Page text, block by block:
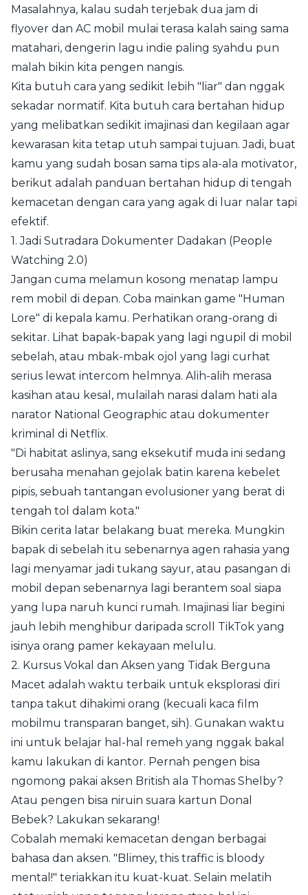
Masalahnya, kalau sudah terjebak dua jam di
flyover dan AC mobil mulai terasa kalah saing sama
matahari, dengerin lagu indie paling syahdu pun
malah bikin kita pengen nangis.
Kita butuh cara yang sedikit lebih "liar" dan nggak
sekadar normatif. Kita butuh cara bertahan hidup
yang melibatkan sedikit imajinasi dan kegilaan agar
kewarasan kita tetap utuh sampai tujuan. Jadi, buat
kamu yang sudah bosan sama tips ala-ala motivator,
berikut adalah panduan bertahan hidup di tengah
kemacetan dengan cara yang agak di luar nalar tapi
efektif.
1. Jadi Sutradara Dokumenter Dadakan (People
Watching 2.0)
Jangan cuma melamun kosong menatap lampu
rem mobil di depan. Coba mainkan game "Human
Lore" di kepala kamu. Perhatikan orang-orang di
sekitar. Lihat bapak-bapak yang lagi ngupil di mobil
sebelah, atau mbak-mbak ojol yang lagi curhat
serius lewat intercom helmnya. Alih-alih merasa
kasihan atau kesal, mulailah narasi dalam hati ala
narator National Geographic atau dokumenter
kriminal di Netflix.
"Di habitat aslinya, sang eksekutif muda ini sedang
berusaha menahan gejolak batin karena kebelet
pipis, sebuah tantangan evolusioner yang berat di
tengah tol dalam kota."
Bikin cerita latar belakang buat mereka. Mungkin
bapak di sebelah itu sebenarnya agen rahasia yang
lagi menyamar jadi tukang sayur, atau pasangan di
mobil depan sebenarnya lagi berantem soal siapa
yang lupa naruh kunci rumah. Imajinasi liar begini
jauh lebih menghibur daripada scroll TikTok yang
isinya orang pamer kekayaan melulu.
2. Kursus Vokal dan Aksen yang Tidak Berguna
Macet adalah waktu terbaik untuk eksplorasi diri
tanpa takut dihakimi orang (kecuali kaca film
mobilmu transparan banget, sih). Gunakan waktu
ini untuk belajar hal-hal remeh yang nggak bakal
kamu lakukan di kantor. Pernah pengen bisa
ngomong pakai aksen British ala Thomas Shelby?
Atau pengen bisa niruin suara kartun Donal
Bebek? Lakukan sekarang!
Cobalah memaki kemacetan dengan berbagai
bahasa dan aksen. "Blimey, this traffic is bloody
mental!" teriakkan itu kuat-kuat. Selain melatih